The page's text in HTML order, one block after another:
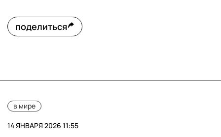
поделиться
в мире
14 ЯНВАРЯ 2026 11:55